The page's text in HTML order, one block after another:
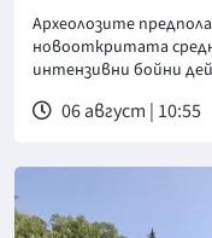
Археолозите
новооткритата
интензивни бойни
06 август | 10:55